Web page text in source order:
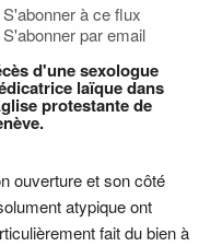
S'abonner à ce flux
S'abonner par email
d'une sexologue
laïque dans
protestante de
ouverture et son côté
atypique ont
fait du bien à